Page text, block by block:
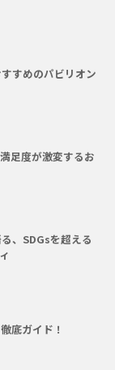
すめのパビリオン
足度が激変するお
、SDGsを超える
底ガイド！